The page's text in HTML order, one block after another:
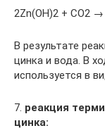
2Zn(OH)2 + CO2 →
В результате
цинка и вода. В
используется в
7. реакция
цинка: